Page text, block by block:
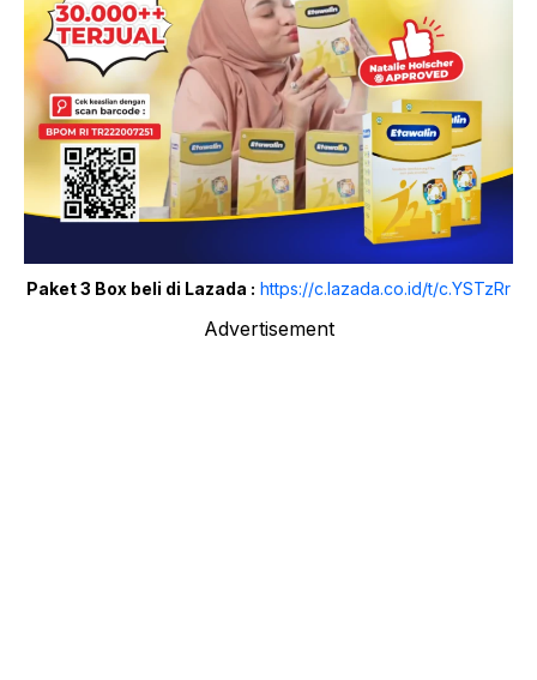
Paket 3 Box beli di Lazada : https://c.lazada.co.id/t/c.YSTzRr
Advertisement